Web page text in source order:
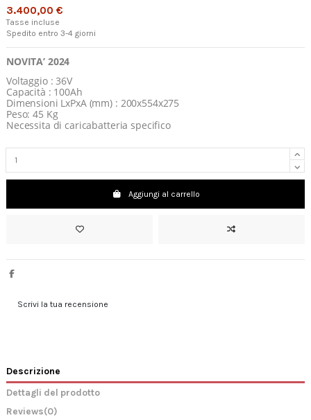
3.400,00 €
Tasse incluse
Spedito entro 3-4 giorni
NOVITA’ 2024
Voltaggio : 36V
Capacità : 100Ah
Dimensioni LxPxA (mm) : 200x554x275
Peso: 45 Kg
Necessita di caricabatteria specifico
Aggiungi al carrello
Scrivi la tua recensione
Descrizione
Dettagli del prodotto
Reviews(0)